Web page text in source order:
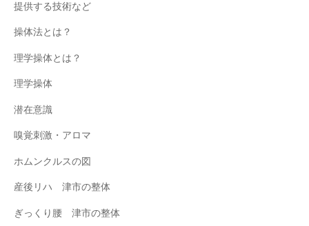
提供する技術など
操体法とは？
理学操体とは？
理学操体
潜在意識
嗅覚刺激・アロマ
ホムンクルスの図
産後リハ 津市の整体
ぎっくり腰 津市の整体